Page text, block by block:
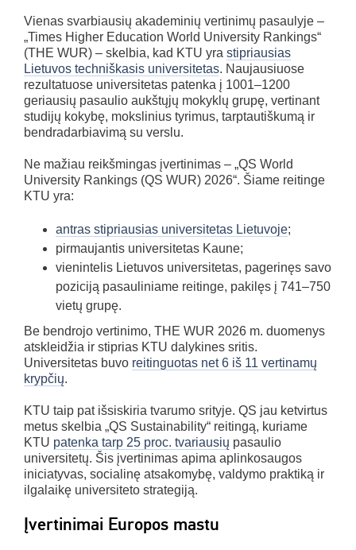
Vienas svarbiausių akademinių vertinimų pasaulyje –
„Times Higher Education World University Rankings“
(THE WUR) – skelbia, kad KTU yra stipriausias
Lietuvos techniškasis universitetas. Naujausiuose
rezultatuose universitetas patenka į 1001–1200
geriausių pasaulio aukštųjų mokyklų grupę, vertinant
studijų kokybę, mokslinius tyrimus, tarptautiškumą ir
bendradarbiavimą su verslu.
Ne mažiau reikšmingas įvertinimas – „QS World
University Rankings (QS WUR) 2026“. Šiame reitinge
KTU yra:
antras stipriausias universitetas Lietuvoje;
pirmaujantis universitetas Kaune;
vienintelis Lietuvos universitetas, pagerinęs savo
poziciją pasauliniame reitinge, pakilęs į 741–750
vietų grupę.
Be bendrojo vertinimo, THE WUR 2026 m. duomenys
atskleidžia ir stiprias KTU dalykines sritis.
Universitetas buvo reitinguotas net 6 iš 11 vertinamų
krypčių.
KTU taip pat išsiskiria tvarumo srityje. QS jau ketvirtus
metus skelbia „QS Sustainability“ reitingą, kuriame
KTU patenka tarp 25 proc. tvariausių pasaulio
universitetų. Šis įvertinimas apima aplinkosaugos
iniciatyvas, socialinę atsakomybę, valdymo praktiką ir
ilgalaikę universiteto strategiją.
Įvertinimai Europos mastu